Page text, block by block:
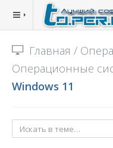
Главная /
Операционные
Windows 11